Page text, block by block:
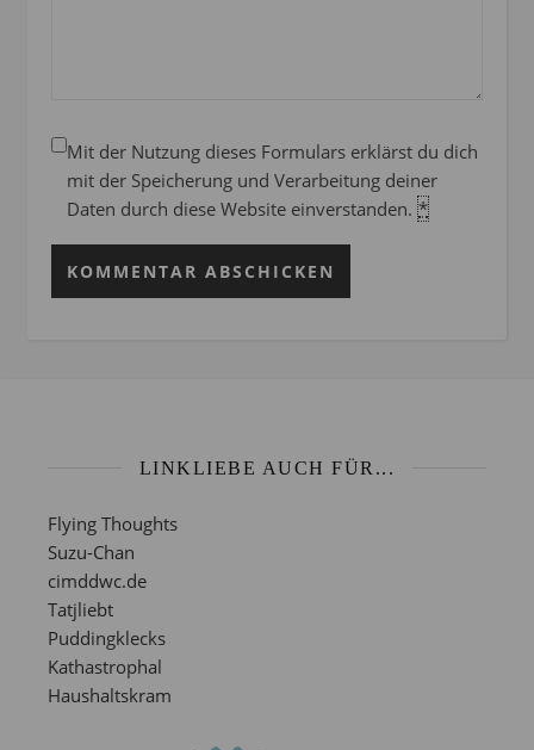
Mit der Nutzung dieses Formulars erklärst du dich
mit der Speicherung und Verarbeitung deiner
Daten durch diese Website einverstanden. *
LINKLIEBE AUCH FÜR...
Flying Thoughts
Suzu-Chan
cimddwc.de
Tatjliebt
Puddingklecks
Kathastrophal
Haushaltskram